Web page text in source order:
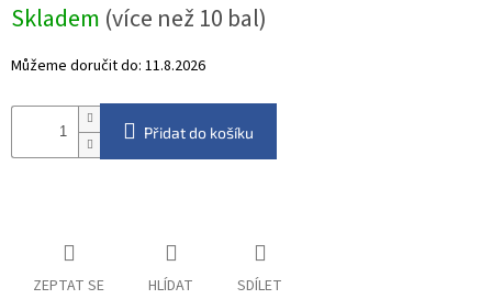
cena:
Skladem (více než 10 bal)
Můžeme doručit do: 11.8.2026
Přidat do košíku
ZEPTAT SE HLÍDAT SDÍLET